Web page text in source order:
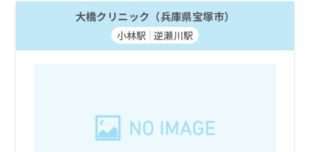
大橋クリニック（兵庫県宝塚市）
小林駅 逆瀬川駅